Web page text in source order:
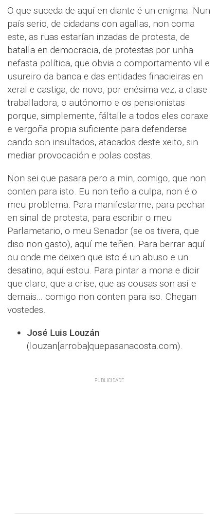
O que suceda de aquí en diante é un enigma. Nun
país serio, de cidadans con agallas, non coma
este, as ruas estarían inzadas de protesta, de
batalla en democracia, de protestas por unha
nefasta política, que obvia o comportamento vil e
usureiro da banca e das entidades finacieiras en
xeral e castiga, de novo, por enésima vez, a clase
traballadora, o autónomo e os pensionistas
porque, simplemente, fáltalle a todos eles coraxe
e vergoña propia suficiente para defenderse
cando son insultados, atacados deste xeito, sin
mediar provocación e polas costas.
Non sei que pasara pero a min, comigo, que non
conten para isto. Eu non teño a culpa, non é o
meu problema. Para manifestarme, para pechar
en sinal de protesta, para escribir o meu
Parlametario, o meu Senador (se os tivera, que
diso non gasto), aquí me teñen. Para berrar aquí
ou onde me deixen que isto é un abuso e un
desatino, aquí estou. Para pintar a mona e dicir
que claro, que a crise, que as cousas son así e
demais… comigo non conten para iso. Chegan
vostedes.
José Luis Louzán
(louzan[arroba]quepasanacosta.com).